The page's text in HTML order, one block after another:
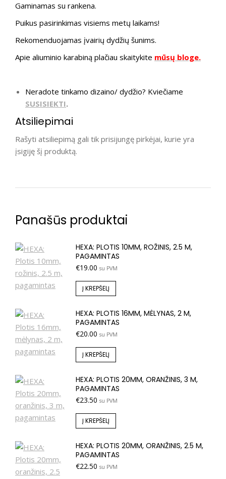
Gaminamas su rankena.
Puikus pasirinkimas visiems metų laikams!
Rekomenduojamas įvairių dydžių šunims.
Apie aliuminio karabiną plačiau skaitykite mūsų bloge.
Neradote tinkamo dizaino/ dydžio? Kviečiame
SUSISIEKTI.
Atsiliepimai
Rašyti atsiliepimą gali tik prisijungę pirkėjai, kurie yra
įsigiję šį produktą.
Panašūs produktai
HEXA: PLOTIS 10MM, ROŽINIS, 2.5 M,
PAGAMINTAS
€19.00 su PVM
Į KREPŠELĮ
HEXA: PLOTIS 16MM, MĖLYNAS, 2 M,
PAGAMINTAS
€20.00 su PVM
Į KREPŠELĮ
HEXA: PLOTIS 20MM, ORANŽINIS, 3 M,
PAGAMINTAS
€23.50 su PVM
Į KREPŠELĮ
HEXA: PLOTIS 20MM, ORANŽINIS, 2.5 M,
PAGAMINTAS
€22.50 su PVM